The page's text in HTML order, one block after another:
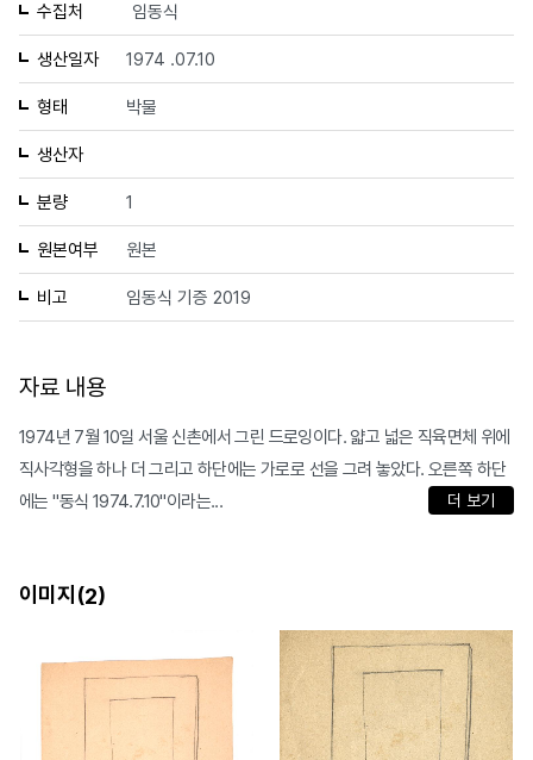
수집처 임동식
생산일자 1974 .07.10
형태 박물
생산자
분량 1
원본여부 원본
비고 임동식 기증 2019
자료 내용
1974년 7월 10일 서울 신촌에서 그린 드로잉이다. 얇고 넓은 직육면체 위에
직사각형을 하나 더 그리고 하단에는 가로로 선을 그려 놓았다. 오른쪽 하단
에는 "동식 1974.7.10"이라는...
더 보기
이미지(2)